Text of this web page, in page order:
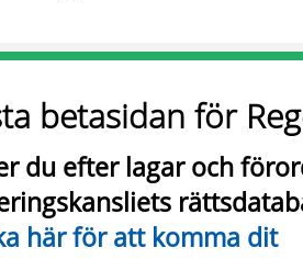
betasidan för
du efter lagar och
här för att komma dit